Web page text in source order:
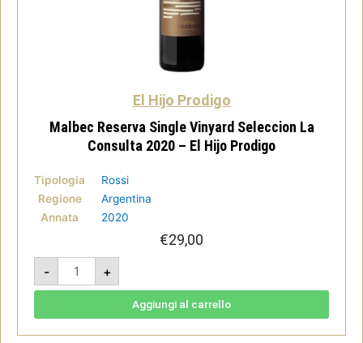
El Hijo Prodigo
Malbec Reserva Single Vinyard Seleccion La
Consulta 2020 – El Hijo Prodigo
Tipologia
Rossi
Regione
Argentina
Annata
2020
€29,00
-
Malbec
Reserva
Single
Vinyard
2020
+
Aggiungi al carrello